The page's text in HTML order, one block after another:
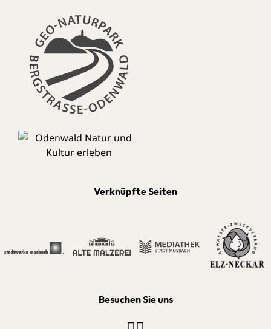
Verknüpfte Seiten
Besuchen Sie uns